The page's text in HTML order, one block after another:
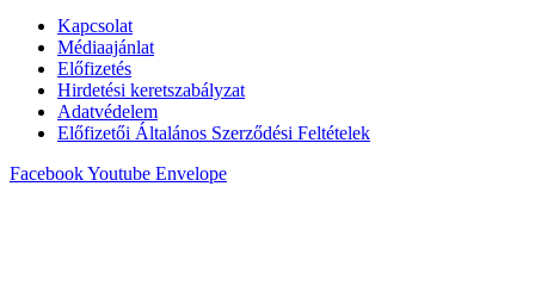
Kapcsolat
Médiaajánlat
Előfizetés
Hirdetési keretszabályzat
Adatvédelem
Előfizetői Általános Szerződési Feltételek
FacebookYoutube Envelope